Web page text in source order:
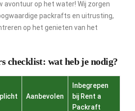
avontuur op het water! Wij zorgen
packrafts en uitrusting,
op het genieten van het
checklist: wat heb je nodig?
Aanbevolen
Inbegrepen
bij Rent a
Packraft